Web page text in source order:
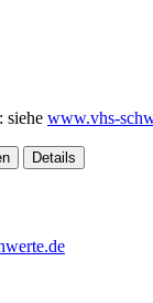
: siehe www.vhs-
Details